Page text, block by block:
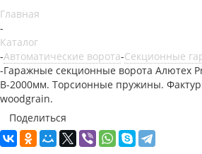
Главная
-
Каталог
-Автоматические ворота-Секционные
-Гаражные секционные ворота Алютех
В-2000мм. Торсионные пружины.
woodgrain.
Поделиться